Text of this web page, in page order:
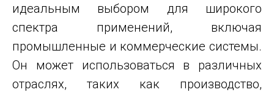
идеальным выбором для широкого
спектра применений, включая
промышленные и коммерческие системы.
Он может использоваться в различных
отраслях, таких как производство,